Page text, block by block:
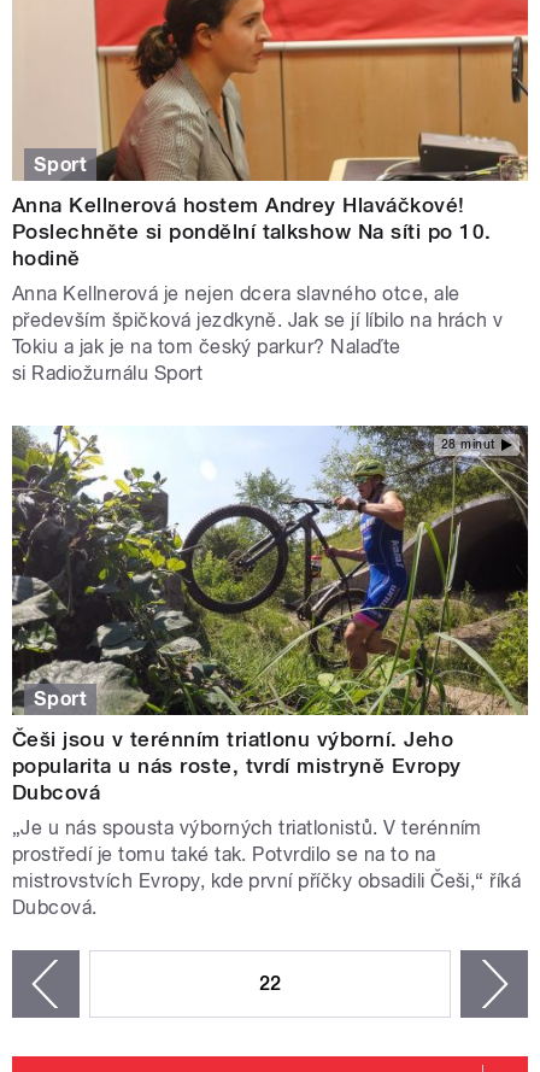
Sport
Anna Kellnerová hostem Andrey Hlaváčkové!
Poslechněte si pondělní talkshow Na síti po 10.
hodině
Anna Kellnerová je nejen dcera slavného otce, ale
především špičková jezdkyně. Jak se jí líbilo na hrách v
Tokiu a jak je na tom český parkur? Nalaďte
si Radiožurnálu Sport
28 minut
Sport
Češi jsou v terénním triatlonu výborní. Jeho
popularita u nás roste, tvrdí mistryně Evropy
Dubcová
„Je u nás spousta výborných triatlonistů. V terénním
prostředí je tomu také tak. Potvrdilo se na to na
mistrovstvích Evropy, kde první příčky obsadili Češi,“ říká
Dubcová.
22